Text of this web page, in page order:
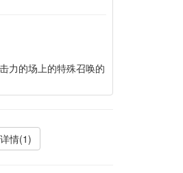
力的场上的特殊召唤的
详情(1)